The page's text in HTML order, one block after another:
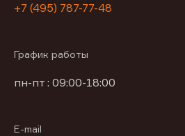
+7 (495) 787-77-48
График работы
пн-пт : 09:00-18:00
E-mail